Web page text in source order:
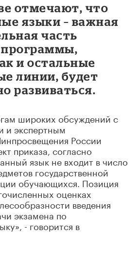
отмечают, что
языки – важная
часть
и остальные
линии, будет
развиваться.
широких обсуждений с
и экспертным
России
приказа, согласно
язык не входит в число
государственной
обучающихся. Позиция
оценках
введения
экзамена по
- говорится в